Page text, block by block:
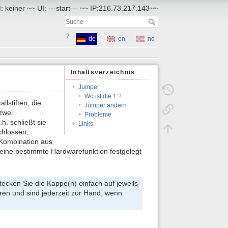
keiner ~~ UI: ---start--- ~~ IP:216.73.217.143~~
? de en no
Inhaltsverzeichnis
Jumper
Wo ist die 1 ?
Jumper ändern
Probleme
Links
die
schließt sie
aus
bestimmte Hardwarefunktion festgelegt
Sie die Kappe(n) einfach auf jeweils
und sind jederzeit zur Hand, wenn